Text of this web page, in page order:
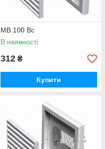
МВ 100 Вс
В наявності
312 ₴
Купити